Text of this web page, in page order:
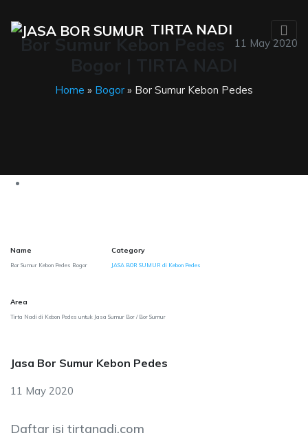
TIRTA NADI
11 May 2020
Bor Sumur Kebon Pedes
Home » Bogor » Bor Sumur Kebon Pedes
Name
Bor Sumur Kebon Pedes Bogor
Category
JASA BOR SUMUR di Kebon Pedes
Area
Tirta Nadi di Kebon Pedes untuk Jasa Sumur Bor / Bor Sumur
Jasa Bor Sumur Kebon Pedes
11 May 2020
Daftar isi tirtanadi.com